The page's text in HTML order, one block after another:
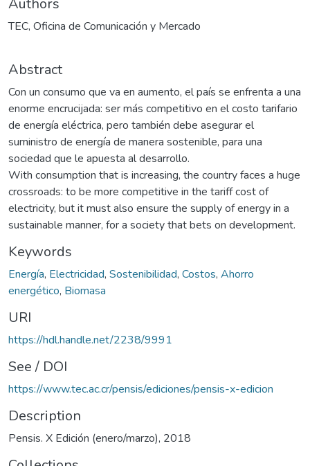
TEC, Oficina de Comunicación y Mercado
Abstract
Con un consumo que va en aumento, el país se enfrenta a una
enorme encrucijada: ser más competitivo en el costo tarifario
de energía eléctrica, pero también debe asegurar el
suministro de energía de manera sostenible, para una
sociedad que le apuesta al desarrollo.
With consumption that is increasing, the country faces a huge
crossroads: to be more competitive in the tariff cost of
electricity, but it must also ensure the supply of energy in a
sustainable manner, for a society that bets on development.
Keywords
Energía, Electricidad, Sostenibilidad, Costos, Ahorro
energético, Biomasa
URI
https://hdl.handle.net/2238/9991
See / DOI
https://www.tec.ac.cr/pensis/ediciones/pensis-x-edicion
Description
Pensis. X Edición (enero/marzo), 2018